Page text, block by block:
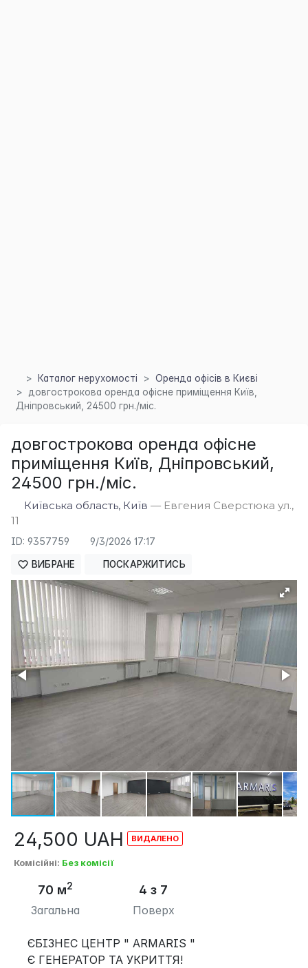
Каталог нерухомості
Оренда офісів в Києві
довгострокова оренда офісне приміщення Київ,
Дніпровський, 24500 грн./міс.
довгострокова оренда офісне
приміщення Київ, Дніпровський,
24500 грн./міс.
Київська область, Київ — Евгения Сверстюка ул.,
11
ID: 9357759 9/3/2026 17:17
ВИБРАНЕ ПОСКАРЖИТИСЬ
24,500 UAH
Комісійні: Без комісії
70 м2
Загальна
4 з 7
Поверх
ЄБІЗНЕС ЦЕНТР " ARMARIS "
Є ГЕНЕРАТОР ТА УКРИТТЯ!